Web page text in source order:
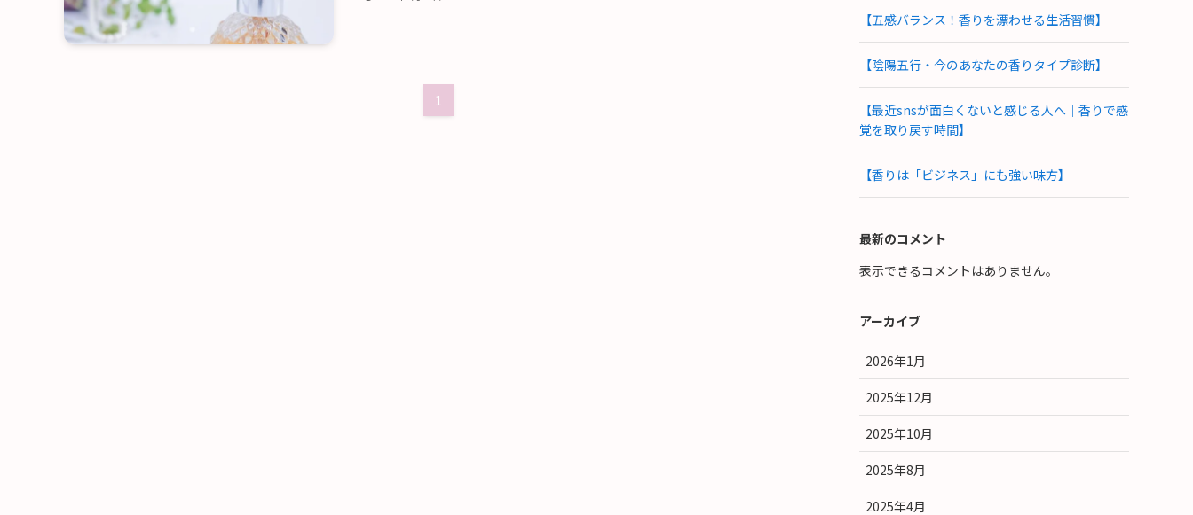
1
【五感バランス！香りを漂わせる生活習慣】
【陰陽五行・今のあなたの香りタイプ診断】
【最近snsが面白くないと感じる人へ｜香りで感
覚を取り戻す時間】
【香りは「ビジネス」にも強い味方】
最新のコメント
表示できるコメントはありません。
アーカイブ
2026年1月
2025年12月
2025年10月
2025年8月
2025年4月